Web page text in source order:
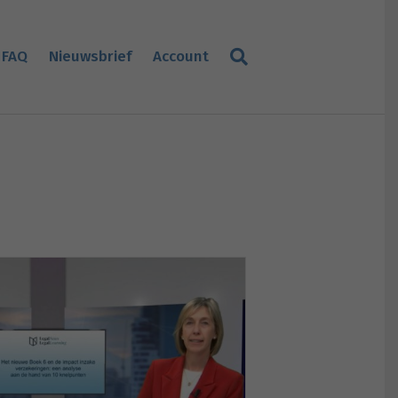
FAQ Nieuwsbrief Account